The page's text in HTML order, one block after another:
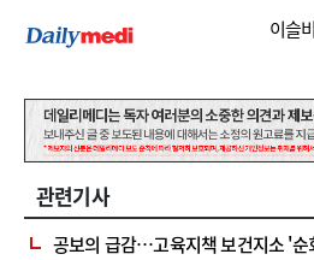
이슬
관련기사
공보의 급감…고육지책 보건지소 '순